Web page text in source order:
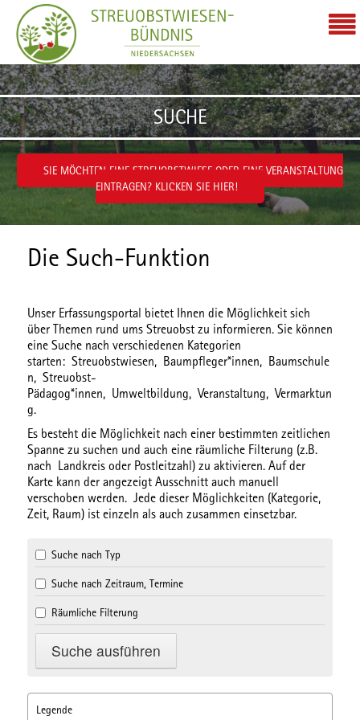
Zum Inhalt wechseln
SUCHE
SIE MÖCHTEN EINE STREUOBSTWIESE ODER EINE VERANSTALTUNG
EINTRAGEN? KLICKEN SIE HIER!
Die Such-Funktion
Unser Erfassungsportal bietet Ihnen die Möglichkeit sich
über Themen rund ums Streuobst zu informieren. Sie können
eine Suche nach verschiedenen Kategorien
starten: Streuobstwiesen, Baumpfleger*innen, Baumschule
n, Streuobst-
Pädagog*innen, Umweltbildung,Veranstaltung,Vermarktun
g.
Es besteht die Möglichkeit nach einer bestimmten zeitlichen
Spannezu suchen und auch eine räumliche Filterung (z.B.
nach Landkreis oder Postleitzahl) zu aktivieren. Auf der
Karte kann der angezeigt Ausschnitt auch manuell
verschoben werden. Jede dieser Möglichkeiten (Kategorie,
Zeit, Raum) ist einzeln als auch zusammen einsetzbar.
Suche nach Typ
Suche nach Zeitraum, Termine
Räumliche Filterung
Legende